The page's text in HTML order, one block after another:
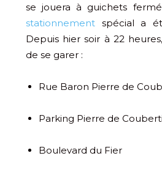
se jouera à guichets
stationnement spécial a
Depuis hier soir à 22
de se garer :
Rue Baron Pierre de
Parking Pierre de
Boulevard du Fier